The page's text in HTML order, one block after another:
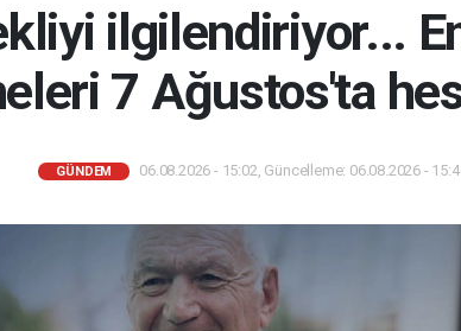
ilgilendiriyor...
7 Ağustos'ta
GÜNDEM 06.08.2026 - 15:02, Güncelleme: 06.08.2026 -